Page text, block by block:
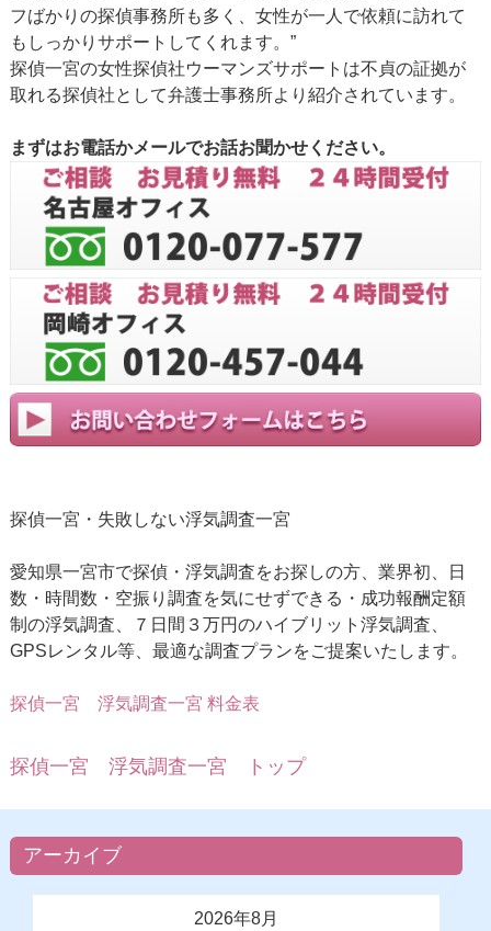
フばかりの探偵事務所も多く、女性が一人で依頼に訪れて
もしっかりサポートしてくれます。”
探偵一宮の女性探偵社ウーマンズサポートは不貞の証拠が
取れる探偵社として弁護士事務所より紹介されています。
まずはお電話かメールでお話お聞かせください。
探偵一宮・失敗しない浮気調査一宮
愛知県一宮市で探偵・浮気調査をお探しの方、業界初、日
数・時間数・空振り調査を気にせずできる・成功報酬定額
制の浮気調査、７日間３万円のハイブリット浮気調査、
GPSレンタル等、最適な調査プランをご提案いたします。
探偵一宮 浮気調査一宮 料金表
探偵一宮 浮気調査一宮 トップ
アーカイブ
2026年8月